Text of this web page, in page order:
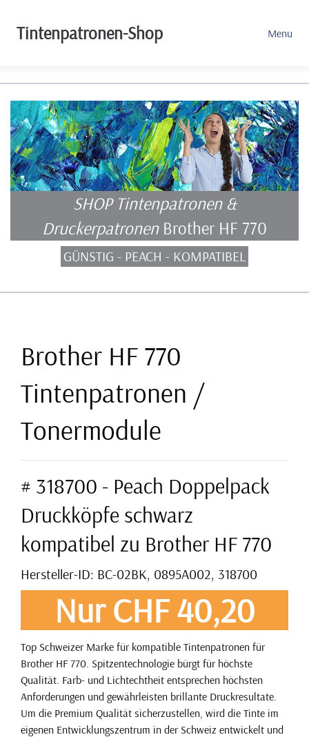
Tintenpatronen-Shop Menu
SHOP Tintenpatronen &
Druckerpatronen Brother HF 770
GÜNSTIG - PEACH - KOMPATIBEL
Brother HF 770
Tintenpatronen /
Tonermodule
# 318700 - Peach Doppelpack
Druckköpfe schwarz
kompatibel zu Brother HF 770
Hersteller-ID: BC-02BK, 0895A002, 318700
Nur CHF 40,20
Top Schweizer Marke für kompatible Tintenpatronen für
Brother HF 770. Spitzentechnologie bürgt für höchste
Qualität. Farb- und Lichtechtheit entsprechen höchsten
Anforderungen und gewährleisten brillante Druckresultate.
Um die Premium Qualität sicherzustellen, wird die Tinte im
eigenen Entwicklungszentrum in der Schweiz entwickelt und